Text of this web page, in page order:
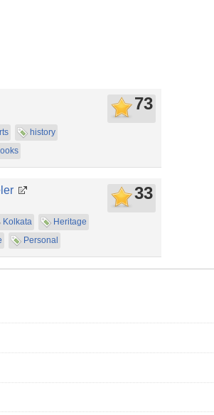
history
73
Kolkata
Heritage
Personal
33